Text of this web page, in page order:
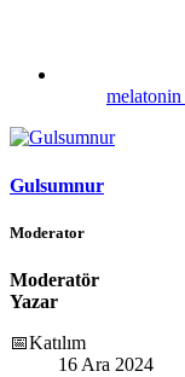
melatonin
Gulsumnur
Moderator
Moderatör
Yazar
📅Katılım
16 Ara 2024